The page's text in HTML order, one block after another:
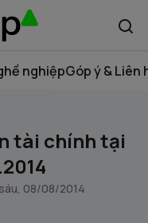
nghiệpGóp ý & Liên
tài chính tại
08/08/2014